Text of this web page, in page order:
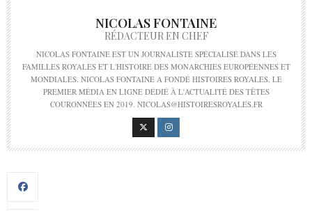
NICOLAS FONTAINE
RÉDACTEUR EN CHEF
NICOLAS FONTAINE EST UN JOURNALISTE SPÉCIALISÉ DANS LES
FAMILLES ROYALES ET L'HISTOIRE DES MONARCHIES EUROPÉENNES ET
MONDIALES. NICOLAS FONTAINE A FONDÉ HISTOIRES ROYALES, LE
PREMIER MÉDIA EN LIGNE DÉDIÉ À L'ACTUALITÉ DES TÊTES
COURONNÉES EN 2019. NICOLAS@HISTOIRESROYALES.FR